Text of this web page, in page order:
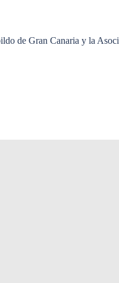
de Gran Canaria y la